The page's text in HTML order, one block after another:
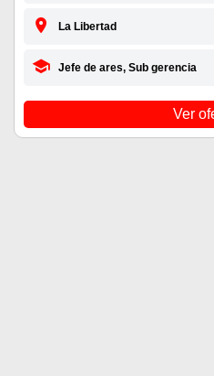
La Libertad
Jefe de ares, Sub gerencia
Ver